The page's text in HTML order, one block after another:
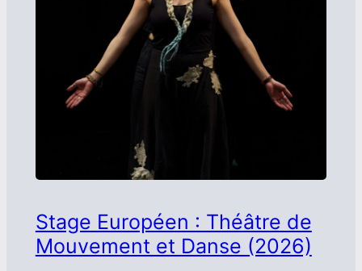
Stage Européen : Théâtre de
Mouvement et Danse (2026)